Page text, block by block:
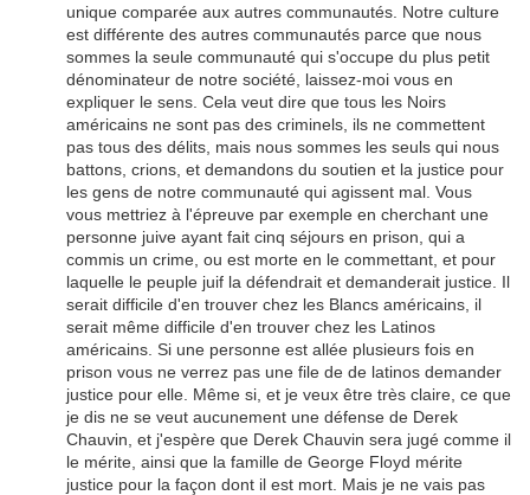
unique comparée aux autres communautés. Notre culture
est différente des autres communautés parce que nous
sommes la seule communauté qui s'occupe du plus petit
dénominateur de notre société, laissez-moi vous en
expliquer le sens. Cela veut dire que tous les Noirs
américains ne sont pas des criminels, ils ne commettent
pas tous des délits, mais nous sommes les seuls qui nous
battons, crions, et demandons du soutien et la justice pour
les gens de notre communauté qui agissent mal. Vous
vous mettriez à l'épreuve par exemple en cherchant une
personne juive ayant fait cinq séjours en prison, qui a
commis un crime, ou est morte en le commettant, et pour
laquelle le peuple juif la défendrait et demanderait justice. Il
serait difficile d'en trouver chez les Blancs américains, il
serait même difficile d'en trouver chez les Latinos
américains. Si une personne est allée plusieurs fois en
prison vous ne verrez pas une file de de latinos demander
justice pour elle. Même si, et je veux être très claire, ce que
je dis ne se veut aucunement une défense de Derek
Chauvin, et j'espère que Derek Chauvin sera jugé comme il
le mérite, ainsi que la famille de George Floyd mérite
justice pour la façon dont il est mort. Mais je ne vais pas